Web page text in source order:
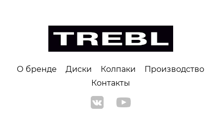
О бренде Диски Колпаки
Производство
Контакты